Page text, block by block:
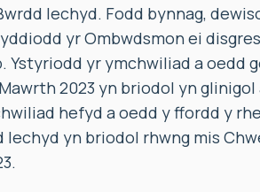
Iechyd. Fodd bynnag,
yr Ombwdsmon ei
Ystyriodd yr ymchwiliad a oedd
2023 yn briodol yn
hefyd a oedd y ffordd y
Iechyd yn briodol rhwng mis